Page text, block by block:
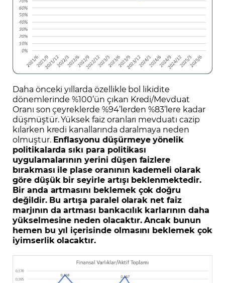
Daha önceki yıllarda özellikle bol likidite
dönemlerinde %100’ün çıkan Kredi/Mevduat
Oranı son çeyreklerde %94’lerden %83’lere kadar
düşmüştür. Yüksek faiz oranları mevduatı cazip
kılarken kredi kanallarında daralmaya neden
olmuştur. Enflasyonu düşürmeye yönelik
politikalarda sıkı para politikası
uygulamalarının yerini düşen faizlere
bırakması ile plase oranının kademeli olarak
göre düşük bir seyirle artışı beklenmektedir.
Bir anda artmasını beklemek çok doğru
değildir. Bu artışa paralel olarak net faiz
marjının da artması bankacılık karlarının daha
yükselmesine neden olacaktır. Ancak bunun
hemen bu yıl içerisinde olmasını beklemek çok
iyimserlik olacaktır.